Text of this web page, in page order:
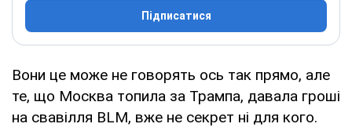
Підписатися
Вони це може не говорять ось так прямо, але
те, що Москва топила за Трампа, давала гроші
на свавілля BLM, вже не секрет ні для кого.